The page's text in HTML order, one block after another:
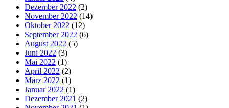
Dezember 2022 (2)
November 2022 (14)
Oktober 2022 (12)
September 2022 (6)
August 2022 (5)
Juni 2022 (3)
Mai 2022 (1)
April 2022 (2)
März 2022 (1)
Januar 2022 (1)
Dezember 2021 (2)